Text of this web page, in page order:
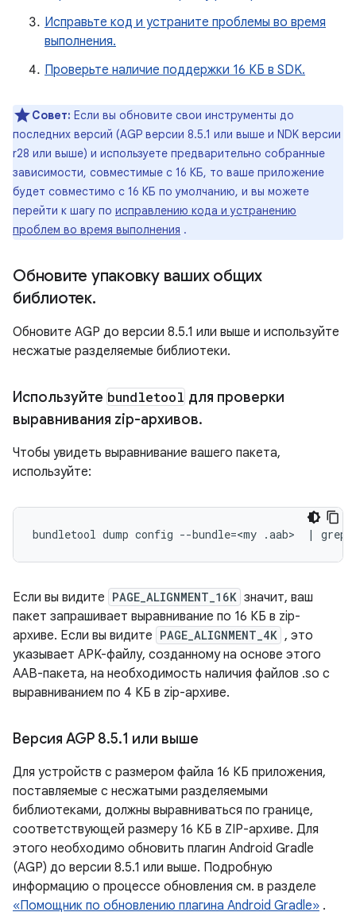
Исправьте код и устраните проблемы во время
выполнения.
Проверьте наличие поддержки 16 КБ в SDK.
Совет: Если вы обновите свои инструменты до
последних версий (AGP версии 8.5.1 или выше и NDK версии
r28 или выше) и используете предварительно собранные
зависимости, совместимые с 16 КБ, то ваше приложение
будет совместимо с 16 КБ по умолчанию, и вы можете
перейти к шагу по исправлению кода и устранению
проблем во время выполнения .
Обновите упаковку ваших общих
библиотек.
Обновите AGP до версии 8.5.1 или выше и используйте
несжатые разделяемые библиотеки.
Используйте bundletool для проверки
выравнивания zip-архивов.
Чтобы увидеть выравнивание вашего пакета,
используйте:
bundletool dump config --bundle=<my .aab> | grep
Если вы видите PAGE_ALIGNMENT_16K значит, ваш
пакет запрашивает выравнивание по 16 КБ в zip-
архиве. Если вы видите PAGE_ALIGNMENT_4K , это
указывает APK-файлу, созданному на основе этого
AAB-пакета, на необходимость наличия файлов .so с
выравниванием по 4 КБ в zip-архиве.
Версия AGP 8.5.1 или выше
Для устройств с размером файла 16 КБ приложения,
поставляемые с несжатыми разделяемыми
библиотеками, должны выравниваться по границе,
соответствующей размеру 16 КБ в ZIP-архиве. Для
этого необходимо обновить плагин Android Gradle
(AGP) до версии 8.5.1 или выше. Подробную
информацию о процессе обновления см. в разделе
«Помощник по обновлению плагина Android Gradle» .